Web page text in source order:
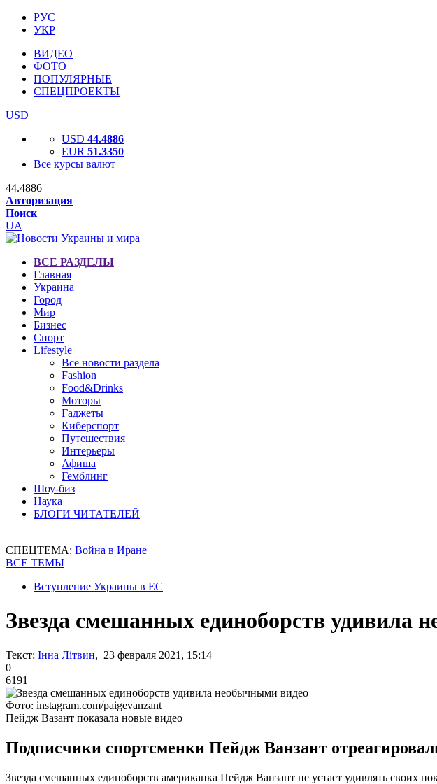
РУС
УКР
ВИДЕО
ФОТО
ПОПУЛЯРНЫЕ
СПЕЦПРОЕКТЫ
USD
USD 44.4886
EUR 51.3350
Все курсы валют
44.4886
Авторизация
Поиск
UA
ВСЕ РАЗДЕЛЫ
Главная
Украина
Город
Мир
Бизнес
Спорт
Lifestyle
Все новости раздела
Fashion
Food&Drinks
Моторы
Гаджеты
Киберспорт
Путешествия
Интерьеры
Афиша
Гемблинг
Шоу-биз
Наука
БЛОГИ ЧИТАТЕЛЕЙ
СПЕЦТЕМА: Война в Иране
ВСЕ ТЕМЫ
Вступление Украины в ЕС
Звезда смешанных единоборств удивила
Текст: Інна Літвин, 23 февраля 2021, 15:14
0
6191
Фото: instagram.com/paigevanzant
Пейдж Вазант показала новые видео
Подписчики спортсменки Пейдж Ванзант
Звезда смешанных единоборств американка Пейдж Ванзант не устает удивлять своих